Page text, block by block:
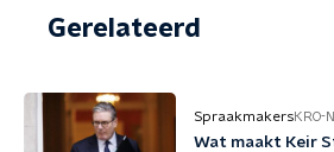
Gerelateerd
SpraakmakersKRO-
Wat maakt Keir